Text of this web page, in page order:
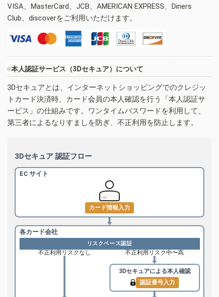
VISA、MasterCard、JCB、AMERICAN EXPRESS、Diners
Club、discoverをご利用いただけます。
本人認証サービス（3Dセキュア）について
3Dセキュアとは、インターネットショッピングでのクレジッ
トカード決済時、カード会員の本人確認を行う「本人認証サ
ービス」の仕組みです。ワンタイムパスワードを利用して、
第三者によるなりすましを防ぎ、不正利用を防止します。
3Dセキュア 認証フロー
EC サイト
カード情報入力
各カード会社
リスクベース認証
不正利用リスクなし 不正利用リスク中〜高
3Dセキュアによる本人確認
認証番号入力